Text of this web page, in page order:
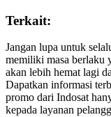
Terkait:
Jangan lupa untuk
memiliki masa berlaku
akan lebih hemat lagi
Dapatkan informasi
promo dari Indosat
kepada layanan